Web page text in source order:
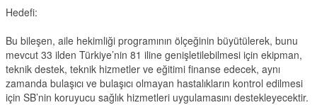
Hedefi:
Bu bileşen, aile hekimliği programının ölçeğinin büyütülerek, bunu
mevcut 33 ilden Türkiye’nin 81 iline genişletilebilmesi için ekipman,
teknik destek, teknik hizmetler ve eğitimi finanse edecek, aynı
zamanda bulaşıcı ve bulaşıcı olmayan hastalıkların kontrol edilmesi
için SB’nin koruyucu sağlık hizmetleri uygulamasını destekleyecektir.